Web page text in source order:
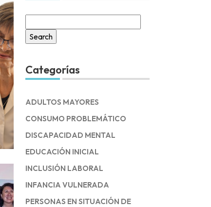
for:
Categorías
ADULTOS MAYORES
CONSUMO PROBLEMÁTICO
DISCAPACIDAD MENTAL
EDUCACIÓN INICIAL
INCLUSIÓN LABORAL
INFANCIA VULNERADA
PERSONAS EN SITUACIÓN DE